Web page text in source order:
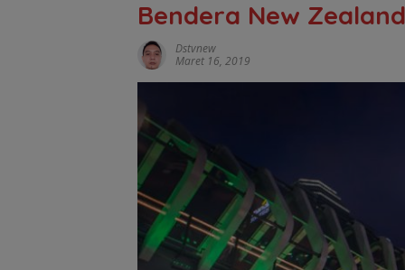
Bendera New
Dstvnew
Maret 16, 2019